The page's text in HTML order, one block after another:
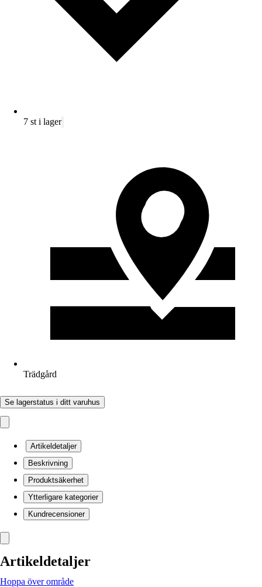
7 st i lager
Trädgård
Se lagerstatus i ditt varuhus
Artikeldetaljer
Beskrivning
Produktsäkerhet
Ytterligare kategorier
Kundrecensioner
Artikeldetaljer
Hoppa över område